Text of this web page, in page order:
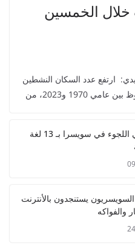
الخمسين
ارتفع عدد السكان النشطين
و2023، من
دليل لطالبي اللجوء في سويسرا بـ 13 لغة
يستنجدون بالأنترنت
والفواكه